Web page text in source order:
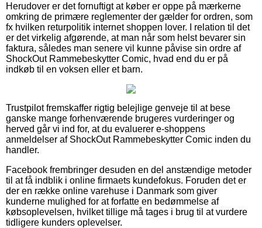
Herudover er det fornuftigt at køber er oppe på mærkerne
omkring de primære reglementer der gælder for ordren, som
fx hvilken returpolitik internet shoppen lover. I relation til det
er det virkelig afgørende, at man når som helst bevarer sin
faktura, således man senere vil kunne påvise sin ordre af
ShockOut Rammebeskytter Comic, hvad end du er på
indkøb til en voksen eller et barn.
Trustpilot fremskaffer rigtig belejlige genveje til at bese
ganske mange forhenværende brugeres vurderinger og
herved går vi ind for, at du evaluerer e-shoppens
anmeldelser af ShockOut Rammebeskytter Comic inden du
handler.
Facebook frembringer desuden en del anstændige metoder
til at få indblik i online firmaets kundefokus. Foruden det er
der en række online varehuse i Danmark som giver
kunderne mulighed for at forfatte en bedømmelse af
købsoplevelsen, hvilket tillige må tages i brug til at vurdere
tidligere kunders oplevelser.